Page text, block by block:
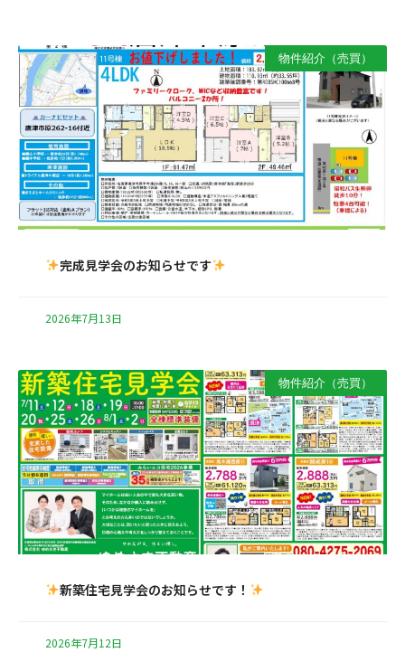
物件紹介（売買）
完成見学会のお知らせです
2026年7月13日
物件紹介（売買）
新築住宅見学会のお知らせです！
2026年7月12日